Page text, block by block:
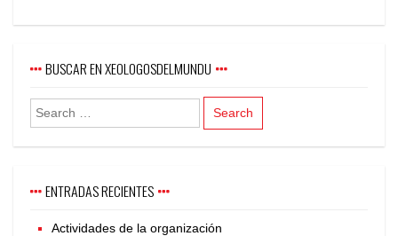
BUSCAR EN XEOLOGOSDELMUNDU
ENTRADAS RECIENTES
Actividades de la organización